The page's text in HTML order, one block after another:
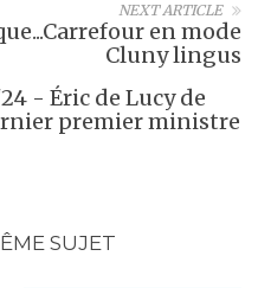
NEXT ARTICLE
en mode
Cluny lingus
- Éric de Lucy de
premier ministre
SUJET